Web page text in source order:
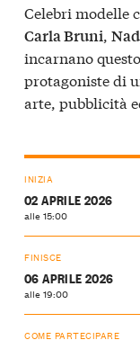
Celebri modelle
Carla Bruni,
incarnano
protagoniste di
arte, pubblicità
INIZIA
02 APRILE 2026
alle 15:00
FINISCE
06 APRILE 2026
alle 19:00
COME PARTECIPARE